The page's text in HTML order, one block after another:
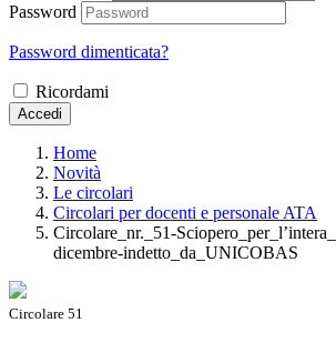
Password
Password dimenticata?
Ricordami
Accedi
Home
Novità
Le circolari
Circolari per docenti e personale ATA
Circolare_nr._51-
dicembre-indetto_da_UNICOBAS
Circolare 51